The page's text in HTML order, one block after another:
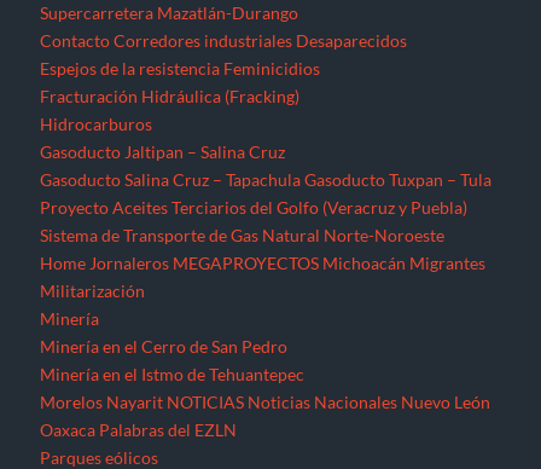
Supercarretera Mazatlán-Durango
Contacto Corredores industriales Desaparecidos
Espejos de la resistencia Feminicidios
Fracturación Hidráulica (Fracking)
Hidrocarburos
Gasoducto Jaltipan – Salina Cruz
Gasoducto Salina Cruz – Tapachula Gasoducto Tuxpan – Tula
Proyecto Aceites Terciarios del Golfo (Veracruz y Puebla)
Sistema de Transporte de Gas Natural Norte-Noroeste
Home Jornaleros MEGAPROYECTOS Michoacán Migrantes
Militarización
Minería
Minería en el Cerro de San Pedro
Minería en el Istmo de Tehuantepec
Morelos Nayarit NOTICIAS Noticias Nacionales Nuevo León
Oaxaca Palabras del EZLN
Parques eólicos